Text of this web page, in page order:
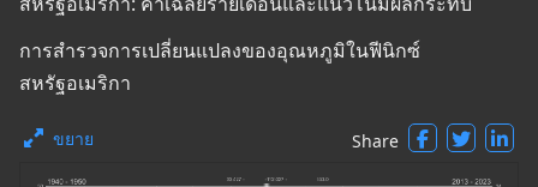
การสำรวจการเปลี่ยนแปลงของอุณหภูมิในฟีนิกซ์
สหรัฐอเมริกา
ขยาย Share